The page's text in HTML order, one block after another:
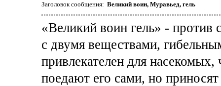
Заголовок сообщения: Великий воин, Муравьед, гель
«Великий воин гель» - против
с двумя веществами,
привлекателен для
поедают его сами, но